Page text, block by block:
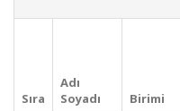
Sıra
Adı
Soyadı
Birimi